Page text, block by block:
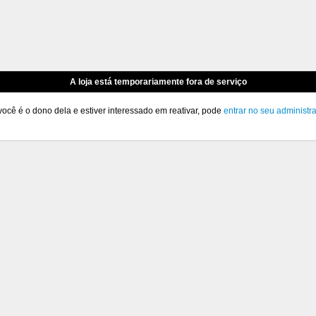
A loja está temporariamente fora de serviço
é o dono dela e estiver interessado em reativar, pode entrar no seu